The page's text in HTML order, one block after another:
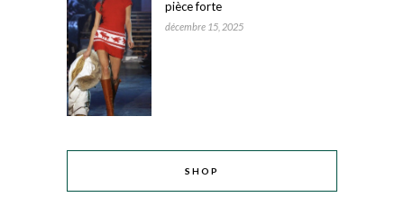
pièce forte
décembre 15, 2025
SHOP